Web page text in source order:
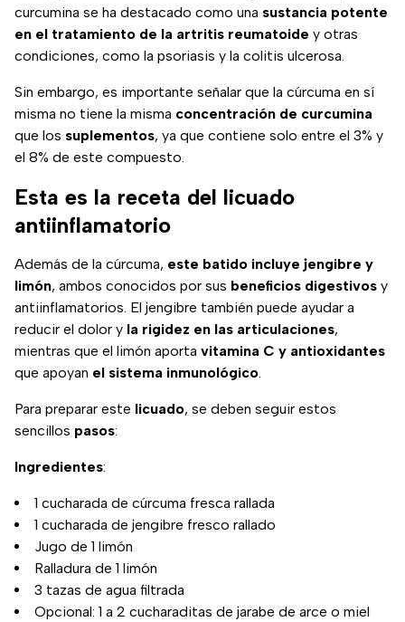
curcumina se ha destacado como una sustancia potente
en el tratamiento de la artritis reumatoide y otras
condiciones, como la psoriasis y la colitis ulcerosa.
Sin embargo, es importante señalar que la cúrcuma en sí
misma no tiene la misma concentración de curcumina
que los suplementos, ya que contiene solo entre el 3% y
el 8% de este compuesto.
Esta es la receta del licuado
antiinflamatorio
Además de la cúrcuma, este batido incluye jengibre y
limón, ambos conocidos por sus beneficios digestivos y
antiinflamatorios. El jengibre también puede ayudar a
reducir el dolor y la rigidez en las articulaciones,
mientras que el limón aporta vitamina C y antioxidantes
que apoyan el sistema inmunológico.
Para preparar este licuado, se deben seguir estos
sencillos pasos:
Ingredientes:
1 cucharada de cúrcuma fresca rallada
1 cucharada de jengibre fresco rallado
Jugo de 1 limón
Ralladura de 1 limón
3 tazas de agua filtrada
Opcional: 1 a 2 cucharaditas de jarabe de arce o miel